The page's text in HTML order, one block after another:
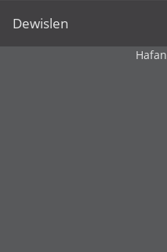
Dewislen
Hafan